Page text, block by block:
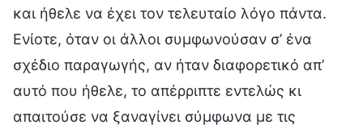
και ήθελε να έχει τον τελευταίο λόγο πάντα.
Ενίοτε, όταν οι άλλοι συμφωνούσαν σ’ ένα
σχέδιο παραγωγής, αν ήταν διαφορετικό απ’
αυτό που ήθελε, το απέρριπτε εντελώς κι
απαιτούσε να ξαναγίνει σύμφωνα με τις